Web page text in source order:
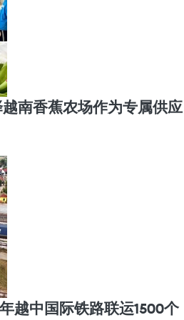
南香蕉农场作为专属供应
越中国际铁路联运1500个